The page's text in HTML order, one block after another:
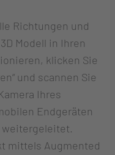
Richtungen und
Modell in Ihren
klicken Sie
und scannen Sie
Ihres
Endgeräten
weitergeleitet.
mittels Augmented